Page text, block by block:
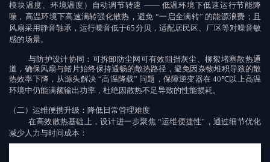
模块温度、环境温度）自动调节转速 —— 低温环境下低速运行节能降
噪，高温环境下高速满转强化散热，避免 “一启全满转” 的能源浪费；且
风扇采用静音轴承，运行噪音低于65分贝，适配居民区、厂区等对噪音敏
感的场景。
与防护设计协同 ：可拆卸防尘网可有效阻挡灰尘、柳絮堵塞散热通
道，确保风扇与鳍片始终保持通畅的散热路径，避免因杂物堆积导致的散
热效率下降，从源头解决 “高温降载” 问题，保障逆变器在40℃以上高温
环境中仍能满额输出功率，杜绝因散热不足导致的性能损耗。
（二）运维便携升级：降低日常管理难度
在高效散热基础上，设计进一步聚焦 “运维便捷性” ，通过细节优化
减少人力与时间成本 ：